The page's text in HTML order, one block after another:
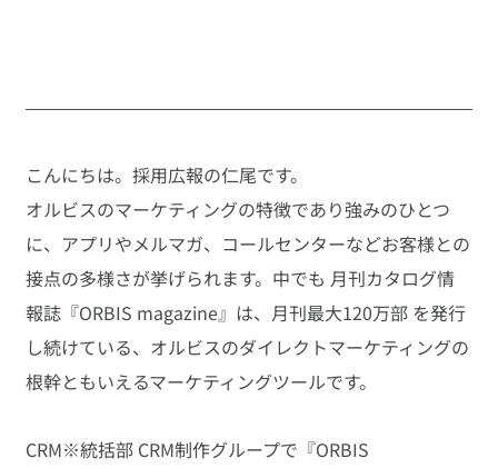
こんにちは。採用広報の仁尾です。
オルビスのマーケティングの特徴であり強みのひとつ
に、アプリやメルマガ、コールセンターなどお客様との
接点の多様さが挙げられます。中でも 月刊カタログ情
報誌『ORBIS magazine』は、月刊最大120万部 を発行
し続けている、オルビスのダイレクトマーケティングの
根幹ともいえるマーケティングツールです。
CRM※統括部 CRM制作グループで『ORBIS